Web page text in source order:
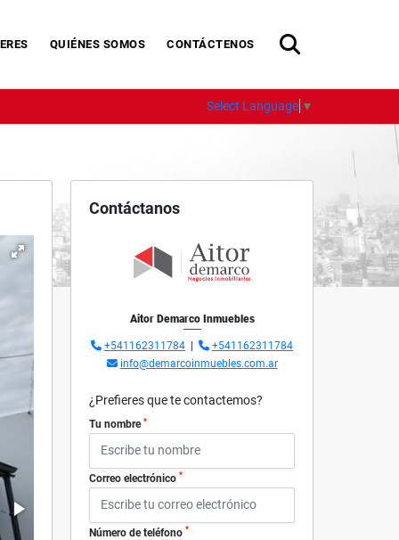
QUIÉNES SOMOS CONTÁCTENOS
Select Language ▼
Contáctanos
Aitor Demarco Inmuebles
+541162311784
+541162311784
info@demarcoinmuebles.com.ar
¿Prefieres que te contactemos?
Tu nombre *
Correo electrónico *
Número de teléfono *